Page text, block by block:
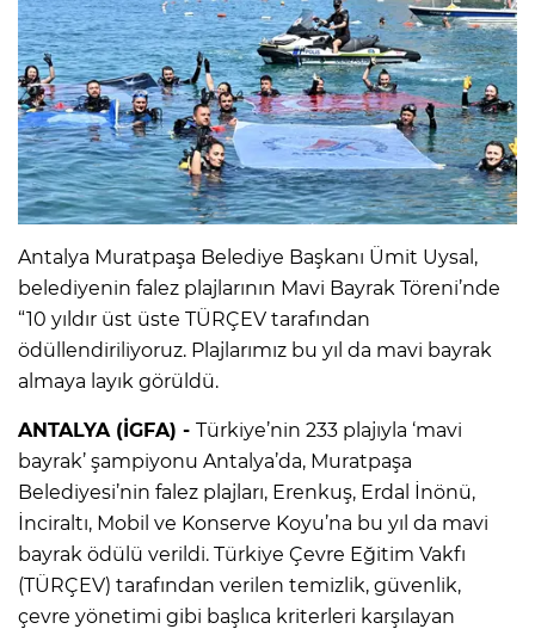
Antalya Muratpaşa Belediye Başkanı Ümit Uysal,
belediyenin falez plajlarının Mavi Bayrak Töreni’nde
“10 yıldır üst üste TÜRÇEV tarafından
ödüllendiriliyoruz. Plajlarımız bu yıl da mavi bayrak
almaya layık görüldü.
ANTALYA (İGFA) - Türkiye’nin 233 plajıyla ‘mavi
bayrak’ şampiyonu Antalya’da, Muratpaşa
Belediyesi’nin falez plajları, Erenkuş, Erdal İnönü,
İnciraltı, Mobil ve Konserve Koyu’na bu yıl da mavi
bayrak ödülü verildi. Türkiye Çevre Eğitim Vakfı
(TÜRÇEV) tarafından verilen temizlik, güvenlik,
çevre yönetimi gibi başlıca kriterleri karşılayan